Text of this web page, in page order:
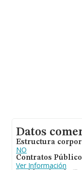
Datos
Estructura
NO
Contratos
Ver Información